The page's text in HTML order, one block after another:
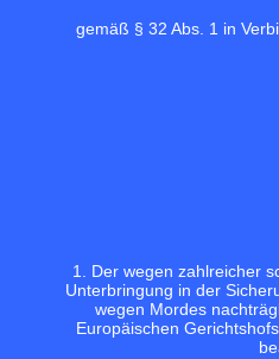
gemäß § 32 Abs. 1 in
1. Der wegen zahlreicher
Unterbringung in der
wegen Mordes
Europäischen